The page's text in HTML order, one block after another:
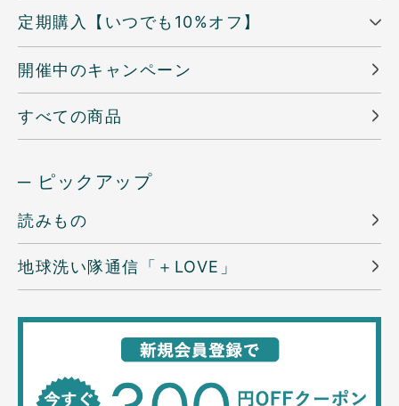
定期購入【いつでも10%オフ】
開催中のキャンペーン
すべての商品
─ ピックアップ
読みもの
地球洗い隊通信「＋LOVE」